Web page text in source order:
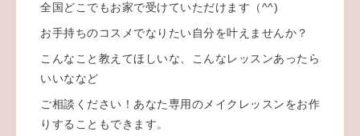
全国どこでもお家で受けていただけます（^^)
お手持ちのコスメでなりたい自分を叶えませんか？
こんなこと教えてほしいな、こんなレッスンあったら
いいななど
ご相談ください！あなた専用のメイクレッスンをお作
りすることもできます。